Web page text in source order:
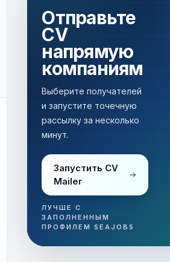
Отправьте
CV
напрямую
компаниям
Выберите получателей
и запустите точечную
рассылку за несколько
минут.
Запустить CV
Mailer
ЛУЧШЕ С
ЗАПОЛНЕННЫМ
ПРОФИЛЕМ SEAJOBS